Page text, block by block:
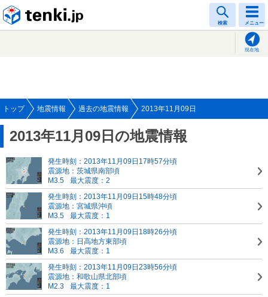
検索 メニュー
現在地
トップ 地震情報 過去の地震情報 2013年11月09日
2013年11月09日の地震情報
発生時刻：2013年11月09日17時57分頃
震源地：茨城県南部頃
M3.5
最大震度：2
発生時刻：2013年11月09日15時48分頃
震源地：宮城県沖頃
M3.5
最大震度：1
発生時刻：2013年11月09日18時26分頃
震源地：日高地方東部頃
M3.6
最大震度：1
発生時刻：2013年11月09日23時56分頃
震源地：和歌山県北部頃
M2.3
最大震度：1